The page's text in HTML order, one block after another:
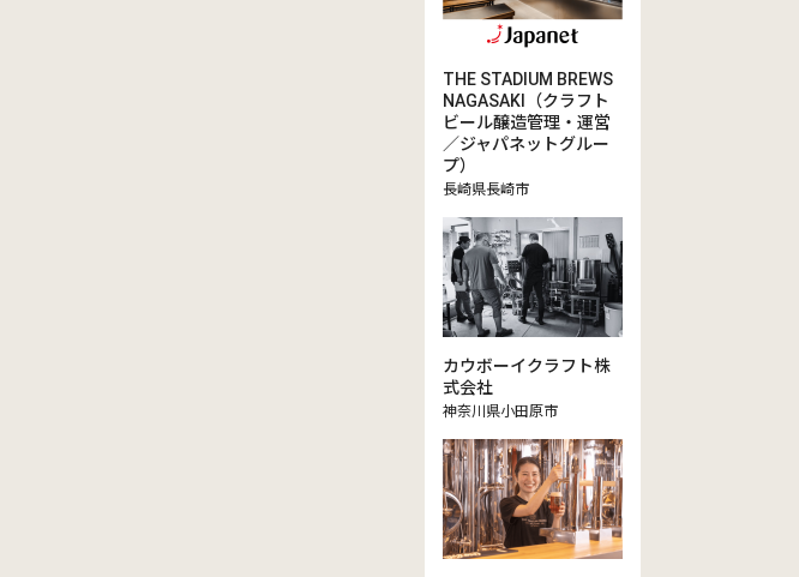
THE STADIUM BREWS
NAGASAKI（クラフト
ビール醸造管理・運営
／ジャパネットグルー
プ）
長崎県長崎市
カウボーイクラフト株
式会社
神奈川県小田原市